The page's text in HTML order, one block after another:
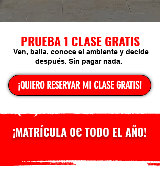
PRUEBA 1 CLASE GRATIS
Ven, baila, conoce el ambiente y decide
después. Sin pagar nada.
¡QUIERO RESERVAR MI CLASE GRATIS!
¡MATRÍCULA 0€ TODO EL AÑO!